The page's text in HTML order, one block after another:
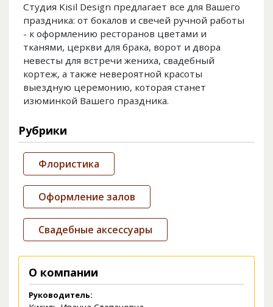
Студия Kisil Design предлагает все для Вашего
праздника: от бокалов и свечей ручной работы
- к оформлению ресторанов цветами и
тканями, церкви для брака, ворот и двора
невесты для встречи жениха, свадебный
кортеж, а также невероятной красоты
выездную церемонию, которая станет
изюминкой Вашего праздника.
Рубрики
Флористика
Оформление залов
Свадебные аксессуары
О компании
Руководитель: